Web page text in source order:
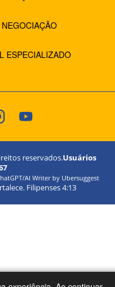
ESPECIALIZADO
reservados.Usuários
AI Writer by Ubersuggest
Filipenses 4:13